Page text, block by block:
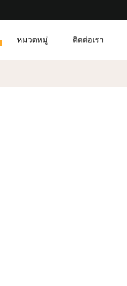
หมวดหมู่ ติดต่อเรา